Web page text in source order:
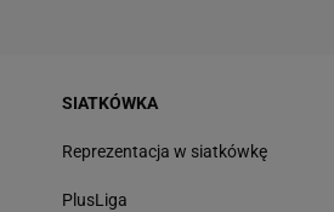
SIATKÓWKA
Reprezentacja w siatkówkę
PlusLiga